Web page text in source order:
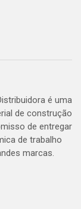
é uma
de construção
de entregar
de trabalho
marcas.